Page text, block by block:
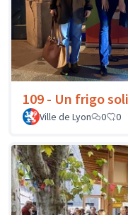
109 - Un frigo
Ville de Lyon
0 0